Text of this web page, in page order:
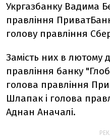
Укргазбанку Вадима
правління
голову правління
Замість них в лютому
правління банку
голова правління
Шлапак і голова
Аднан Аначалі.